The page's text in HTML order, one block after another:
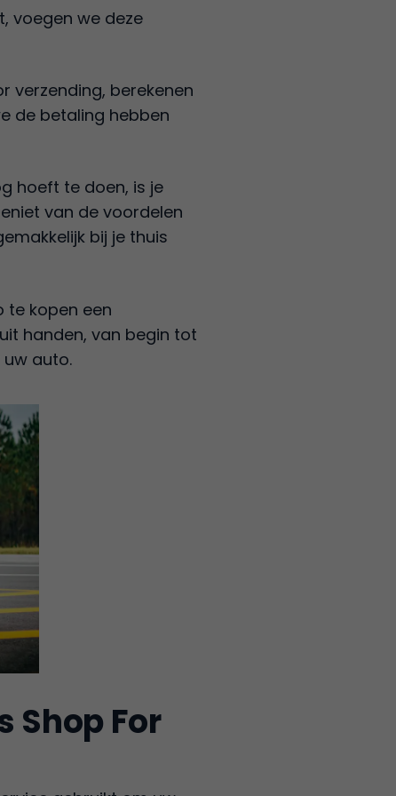
voegen we deze
verzending, berekenen
de betaling hebben
hoeft te doen, is je
van de voordelen
bij je thuis
te kopen een
handen, van begin tot
auto.
Shop For